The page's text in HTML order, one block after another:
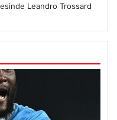
Leandro Trossard